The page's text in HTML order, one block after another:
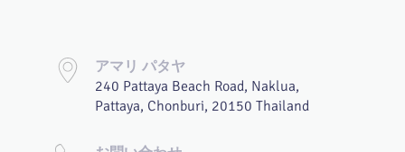
アマリ パタヤ
240 Pattaya Beach Road, Naklua,
Pattaya, Chonburi, 20150 Thailand